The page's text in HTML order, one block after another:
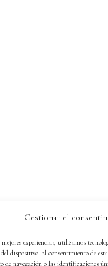
Gestionar el
experiencias, utilizamos
dispositivo. El consentimiento de
de navegación o las identificaciones